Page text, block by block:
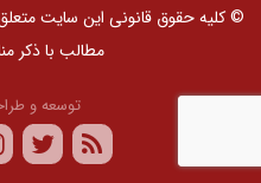
© کلیه حقوق قانونی این سایت
مطالب با ذکر
توسعه و